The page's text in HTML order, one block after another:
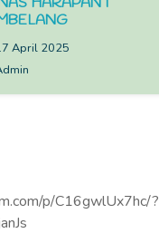
April 2025
p/C16gwlUx7hc/?